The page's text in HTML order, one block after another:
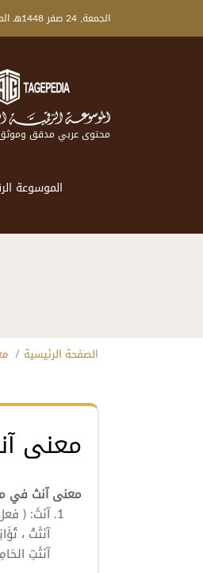
الجمعة, 24 صفر 1448هـ الموافق الجمعة, 07 آب 2026
محتوى عربي مدقق
الموسوعة
الصفحة الرئيسية
معنى
معنى آنث في
آنَثَ: (
آنَثَتْ ،
آنَثَتِ